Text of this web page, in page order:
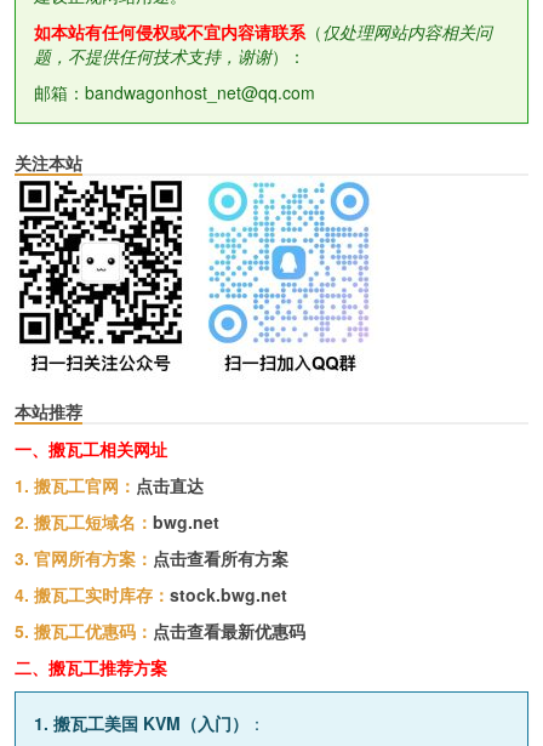
如本站有任何侵权或不宜内容请联系（仅处理网站内容相关问
题，不提供任何技术支持，谢谢）：
邮箱：bandwagonhost_net@qq.com
关注本站
本站推荐
一、搬瓦工相关网址
1. 搬瓦工官网： 点击直达
2. 搬瓦工短域名： bwg.net
3. 官网所有方案： 点击查看所有方案
4. 搬瓦工实时库存： stock.bwg.net
5. 搬瓦工优惠码： 点击查看最新优惠码
二、搬瓦工推荐方案
1. 搬瓦工美国 KVM（入门） ：